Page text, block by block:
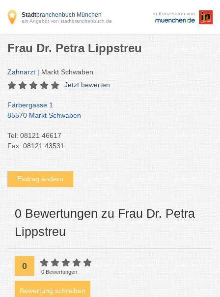
Stadtbranchenbuch München
ein Angebot von stadtbranchenbuch.de
in Konzession von
Frau Dr. Petra Lippstreu
Zahnarzt | Markt Schwaben
Jetzt bewerten
Färbergasse 1
85570 Markt Schwaben
Tel: 08121 46617
Fax: 08121 43531
Eintrag ändern
0 Bewertungen zu Frau Dr. Petra
Lippstreu
0
0 Bewertungen
Bewertung schreiben